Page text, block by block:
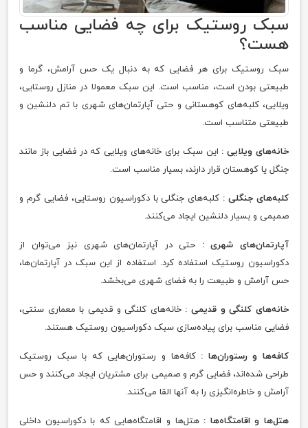
سبک روستیک برای چه فضایی مناسب
هست؟
سبک روستیک برای هر فضایی که به دنبال یک حس آرامش، گرما و
طبیعتی بودن است، مناسب است. این سبک معمولا در منازل روستایی،
ویلایی، کلبه‌های کوهستانی و حتی آپارتمان‌های شهری با تم دلنشین و
طبیعتی متناسب است.
خانه‌های ویلایی : این سبک برای خانه‌های ویلایی که در فضایی باز مانند
جنگل یا کوهستان قرار دارند، بسیار مناسب است.
کلبه‌های جنگلی : کلبه‌های جنگلی با دکوراسیون روستایی، فضایی گرم و
صمیمی و بسیار دلنشین ایجاد می‌کنند.
آپارتمان‌های شهری : حتی در آپارتمان‌های شهری نیز می‌توان از
دکوراسیون روستیک استفاده کرد. استفاده از این سبک در آپارتمان‌ها،
حس آرامش و طبیعت را به فضای شهری می‌بخشد.
خانه‌های کلنگی و قدیمی : خانه‌های کلنگی و قدیمی با معماری سنتی،
فضایی مناسب برای پیاده‌سازی سبک دکوراسیون روستیک هستند.
کافه‌ها و رستوران‌ها :کافه‌ها و رستوران‌هایی که با سبک روستیک
طراحی شده‌اند، فضایی گرم و صمیمی برای مشتریان ایجاد می‌کنند و حس
آرامش و خاطره‌انگیزی را به آنها القا می‌کنند.
هتل‌ها و اقامتگاه‌ها :هتل‌ها و اقامتگاه‌هایی که با دکوراسیون داخلی